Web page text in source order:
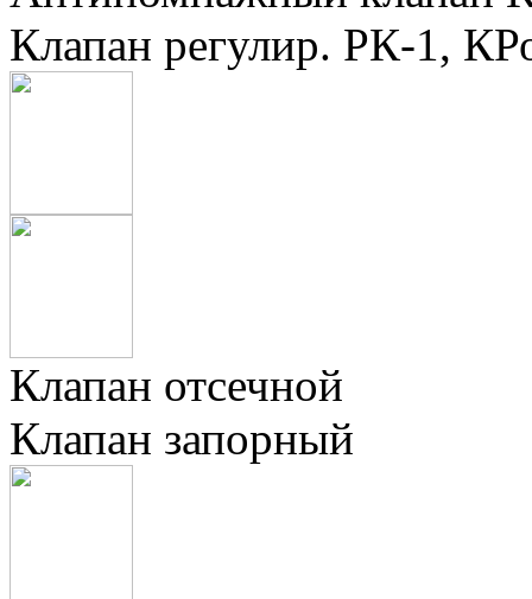
Клапан регулир. РК-1,
Клапан отсечной
Клапан запорный